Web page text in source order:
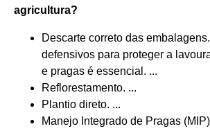
agricultura?
Descarte correto das
defensivos para proteger a
e pragas é essencial. ...
Reflorestamento. ...
Plantio direto. ...
Manejo Integrado de Pragas